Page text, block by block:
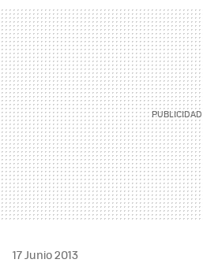
17 Junio 2013